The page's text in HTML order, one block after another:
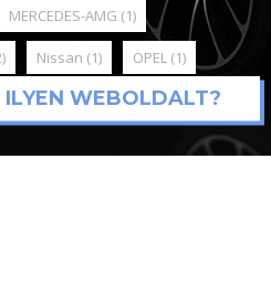
ILYEN WEBOLDALT?
MERCEDES-AMG (1)
Nissan (1) OPEL (1)
Toyota(3) Volkswagen (3)